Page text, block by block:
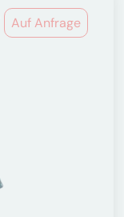
Auf Anfrage